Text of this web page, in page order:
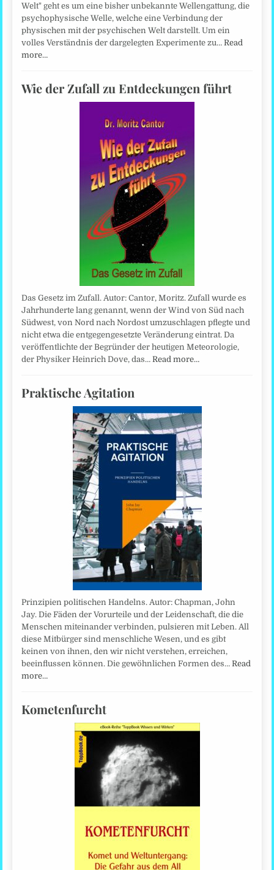
Welt" geht es um eine bisher unbekannte Wellengattung, die
psychophysische Welle, welche eine Verbindung der
physischen mit der psychischen Welt darstellt. Um ein
volles Verständnis der dargelegten Experimente zu…Read
more…
Wie der Zufall zu Entdeckungen führt
Das Gesetz im Zufall. Autor: Cantor, Moritz. Zufall wurde es
Jahrhunderte lang genannt, wenn der Wind von Süd nach
Südwest, von Nord nach Nordost umzuschlagen pflegte und
nicht etwa die entgegengesetzte Veränderung eintrat. Da
veröffentlichte der Begründer der heutigen Meteorologie,
der Physiker Heinrich Dove, das…Read more…
Praktische Agitation
Prinzipien politischen Handelns. Autor: Chapman, John
Jay. Die Fäden der Vorurteile und der Leidenschaft, die die
Menschen miteinander verbinden, pulsieren mit Leben. All
diese Mitbürger sind menschliche Wesen, und es gibt
keinen von ihnen, den wir nicht verstehen, erreichen,
beeinflussen können. Die gewöhnlichen Formen des…Read
more…
Kometenfurcht